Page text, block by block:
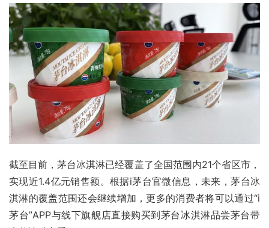
截至目前，茅台冰淇淋已经覆盖了全国范围内21个省区市，
实现近1.4亿元销售额。根据i茅台官微信息，未来，茅台冰
淇淋的覆盖范围还会继续增加，更多的消费者将可以通过“i
茅台”APP与线下旗舰店直接购买到茅台冰淇淋品尝茅台带